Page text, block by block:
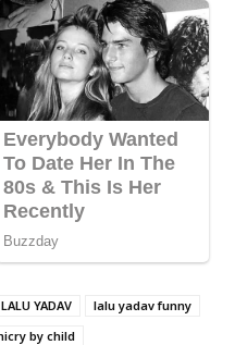
LALU YADAV
lalu yadav funny
by child